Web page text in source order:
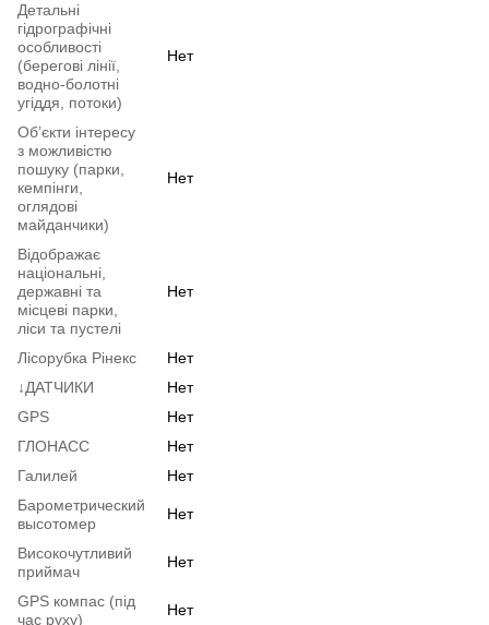
Детальні
гідрографічні
особливості
(берегові лінії,
водно-болотні
угіддя, потоки)
Нет
Об’єкти інтересу
з можливістю
пошуку (парки,
кемпінги,
оглядові
майданчики)
Нет
Відображає
національні,
державні та
місцеві парки,
ліси та пустелі
Нет
Лісорубка Рінекс
Нет
↓ДАТЧИКИ
Нет
GPS
Нет
ГЛОНАСС
Нет
Галилей
Нет
Барометрический
высотомер
Нет
Високочутливий
приймач
Нет
GPS компас (під
час руху)
Нет